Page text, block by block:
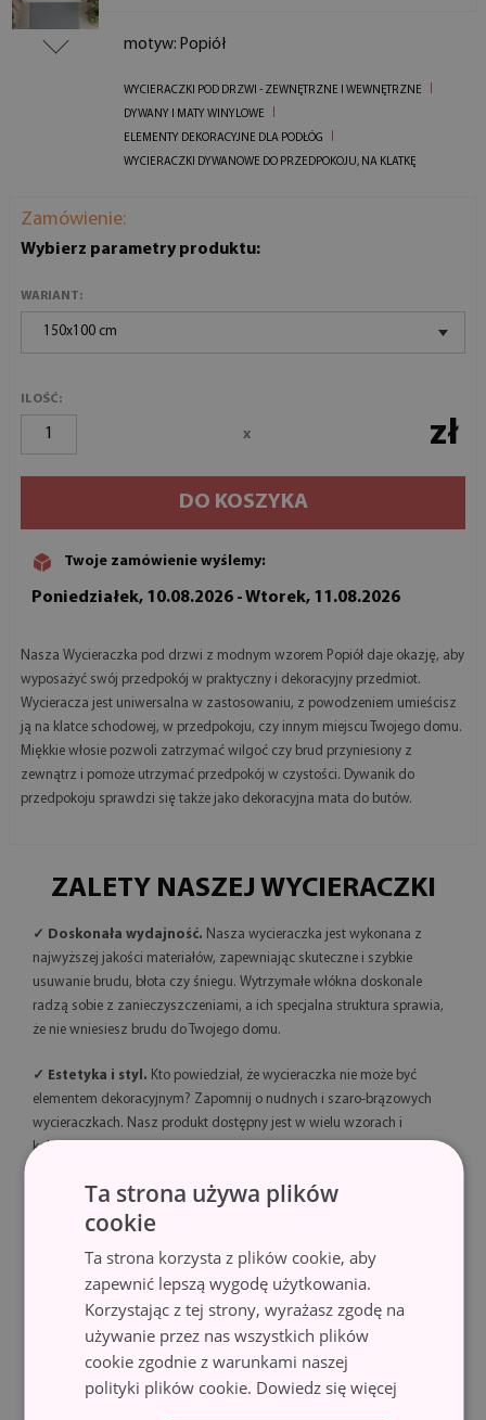
motyw: Popiół
WYCIERACZKI POD DRZWI - ZEWNĘTRZNE I WEWNĘTRZNE
DYWANY I MATY WINYLOWE
ELEMENTY DEKORACYJNE DLA PODŁÓG
WYCIERACZKI DYWANOWE DO PRZEDPOKOJU, NA KLATKĘ
Zamówienie:
Wybierz parametry produktu:
WARIANT:
150x100 cm
ILOŚĆ:
x zł
DO KOSZYKA
Twoje zamówienie wyślemy:
Poniedziałek, 10.08.2026 - Wtorek, 11.08.2026
Nasza Wycieraczka pod drzwi z modnym wzorem Popiół daje okazję, aby
wyposażyć swój przedpokój w praktyczny i dekoracyjny przedmiot.
Wycieracza jest uniwersalna w zastosowaniu, z powodzeniem umieścisz
ją na klatce schodowej, w przedpokoju, czy innym miejscu Twojego domu.
Miękkie włosie pozwoli zatrzymać wilgoć czy brud przyniesiony z
zewnątrz i pomoże utrzymać przedpokój w czystości. Dywanik do
przedpokoju sprawdzi się także jako dekoracyjna mata do butów.
ZALETY NASZEJ WYCIERACZKI
✓ Doskonała wydajność. Nasza wycieraczka jest wykonana z
najwyższej jakości materiałów, zapewniając skuteczne i szybkie
usuwanie brudu, błota czy śniegu. Wytrzymałe włókna doskonale
radzą sobie z zanieczyszczeniami, a ich specjalna struktura sprawia,
że nie wniesiesz brudu do Twojego domu.
✓ Estetyka i styl. Kto powiedział, że wycieraczka nie może być
elementem dekoracyjnym? Zapomnij o nudnych i szaro-brązowych
wycieraczkach. Nasz produkt dostępny jest w wielu wzorach i
kolorach, dzięki czemu doskonale wpisuje się w wystrój Twojego
✓ Trwałość i bezpieczeństwo.
antypoślizgowy spód pokryty gumą, zapobiega przesuwaniu się
wycieraczki i gwarantuje bezpieczeństwo użytkowania. Wycieraczka
idealnie nadaje się do różnego rodzaju podłogi, w tym drewnianej i
kafelek. Przed rozłożeniem, upewnij się, że powierzchnia jest gładka,
czysta i sucha.
Ta strona używa plików
cookie
Ta strona korzysta z plików cookie, aby
zapewnić lepszą wygodę użytkowania.
Korzystając z tej strony, wyrażasz zgodę na
używanie przez nas wszystkich plików
cookie zgodnie z warunkami naszej
polityki plików cookie. Dowiedz się więcej